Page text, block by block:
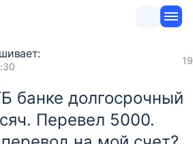
19
банке долгосрочный
Перевел 5000.